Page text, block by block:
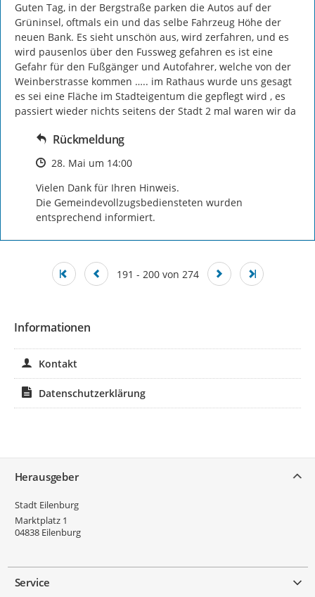
Guten Tag, in der Bergstraße parken die Autos auf der
Grüninsel, oftmals ein und das selbe Fahrzeug Höhe der
neuen Bank. Es sieht unschön aus, wird zerfahren, und es
wird pausenlos über den Fussweg gefahren es ist eine
Gefahr für den Fußgänger und Autofahrer, welche von der
Weinberstrasse kommen ….. im Rathaus wurde uns gesagt
es sei eine Fläche im Stadteigentum die gepflegt wird , es
passiert wieder nichts seitens der Stadt 2 mal waren wir da
Rückmeldung
Zeitpunkt des Erstellens
28. Mai um 14:00
Vielen Dank für Ihren Hinweis.
Die Gemeindevollzugsbediensteten wurden
entsprechend informiert.
191 - 200 von 274
Informationen
Kontakt
Datenschutzerklärung
Herausgeber
Stadt Eilenburg
Marktplatz 1
04838 Eilenburg
Service